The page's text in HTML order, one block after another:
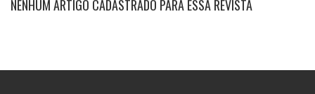
NENHUM ARTIGO CADASTRADO PARA ESSA REVISTA